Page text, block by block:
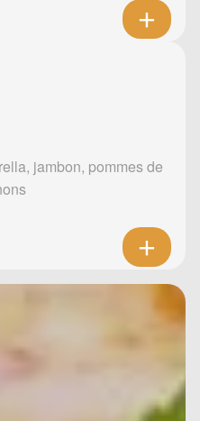
jambon, pommes de